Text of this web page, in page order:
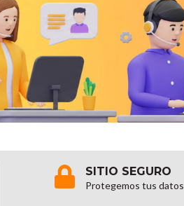
SITIO SEGURO
Protegemos tus datos